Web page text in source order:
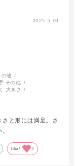
2025.5.10
の他
: その他
: 大きさ
と形には満足。さ
Like! 0